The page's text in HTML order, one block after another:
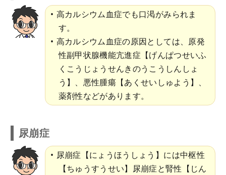
高カルシウム血症でも口渇がみられま
す。
高カルシウム血症の原因としては、原発
性副甲状腺機能亢進症【げんぱつせいふ
くこうじょうせんきのうこうしんしょ
う】、悪性腫瘍【あくせいしゅよう】、
薬剤性などがあります。
尿崩症
尿崩症【にょうほうしょう】には中枢性
【ちゅうすうせい】尿崩症と腎性【じん